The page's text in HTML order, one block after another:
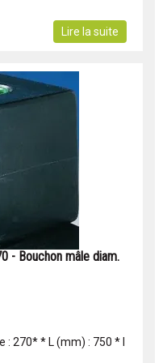
Lire la suite
- Bouchon mâle diam.
: 270* * L (mm) : 750 * l